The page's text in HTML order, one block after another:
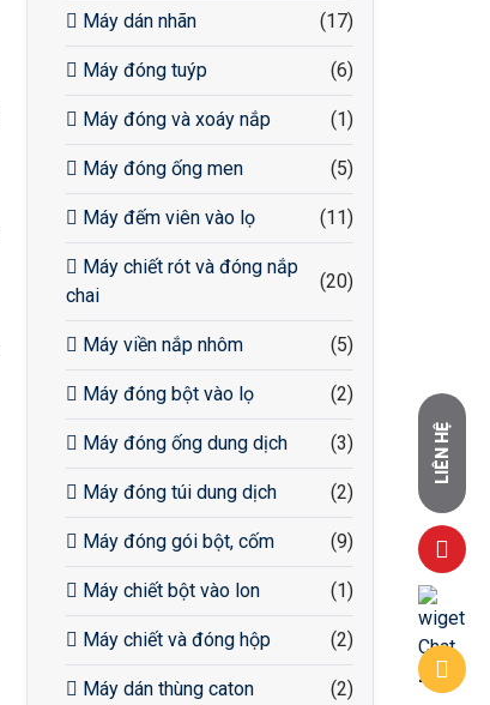
Máy dán nhãn (17)
Máy đóng tuýp (6)
Máy đóng và xoáy nắp (1)
Máy đóng ống men (5)
Máy đếm viên vào lọ (11)
Máy chiết rót và đóng nắp
chai
(20)
Máy viền nắp nhôm (5)
Máy đóng bột vào lọ (2)
Máy đóng ống dung dịch (3)
Máy đóng túi dung dịch (2)
Máy đóng gói bột, cốm (9)
Máy chiết bột vào lon (1)
Máy chiết và đóng hộp (2)
Máy dán thùng caton (2)
LIÊN HỆ